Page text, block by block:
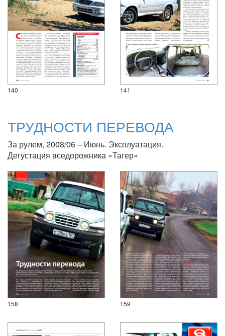
140 141
ТРУДНОСТИ ПЕРЕВОДА
За рулем, 2008/06 – Июнь. Эксплуатация.
Дегустация вседорожника «Тагер»
158 159